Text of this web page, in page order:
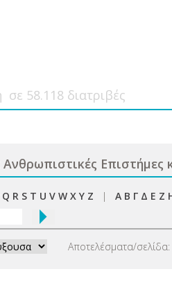
Ανθρωπιστικές Επιστήμες
Q R S T U V W X Y Z | Α Β Γ Δ Ε Ζ
Αποτελέσματα/σελίδα: